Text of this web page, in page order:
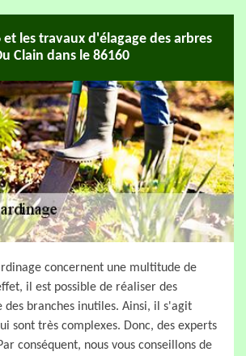
et les travaux d'élagage des arbres
Clain dans le 86160
concernent une multitude de
il est possible de réaliser des
des branches inutiles. Ainsi, il s'agit
sont très complexes. Donc, des experts
conséquent, nous vous conseillons de